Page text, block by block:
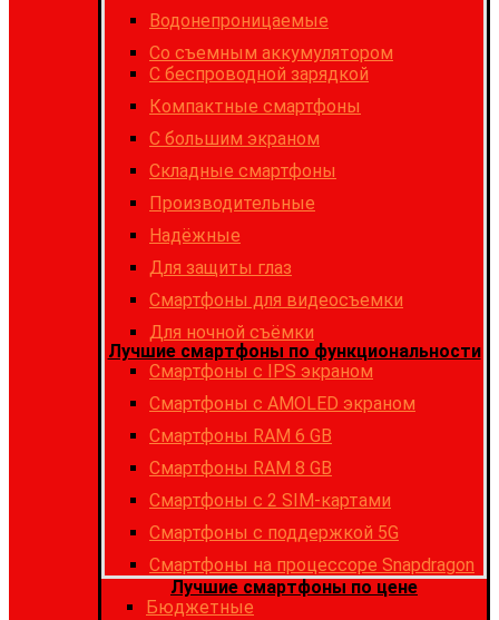
Водонепроницаемые
Со съемным аккумулятором
С беспроводной зарядкой
Компактные смартфоны
С большим экраном
Складные смартфоны
Производительные
Надёжные
Для защиты глаз
Смартфоны для видеосъемки
Для ночной съёмки
Лучшие смартфоны по функциональности
Смартфоны с IPS экраном
Смартфоны c AMOLED экраном
Смартфоны RAM 6 GB
Смартфоны RAM 8 GB
Cмартфоны с 2 SIM-картами
Cмартфоны с поддержкой 5G
Смартфоны на процессоре Snapdragon
Лучшие смартфоны по цене
Бюджетные